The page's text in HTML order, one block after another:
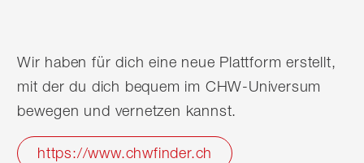
Wir haben für dich eine neue Plattform erstellt,
mit der du dich bequem im CHW-Universum
bewegen und vernetzen kannst.
https://www.chwfinder.ch